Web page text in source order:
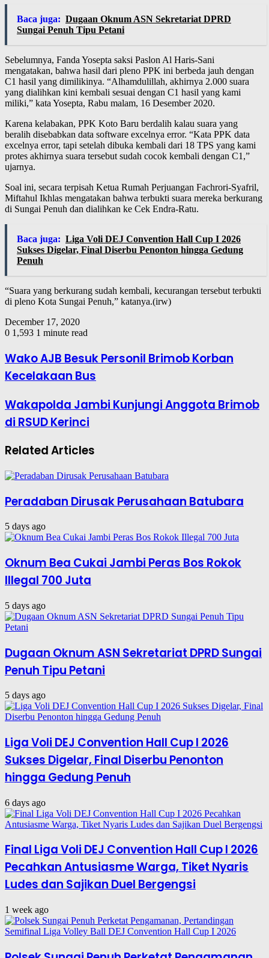
Baca juga: Dugaan Oknum ASN Sekretariat DPRD
Sungai Penuh Tipu Petani
Sebelumnya, Fanda Yosepta saksi Paslon Al Haris-Sani
mengatakan, bahwa hasil dari pleno PPK ini berbeda jauh dengan
C1 hasil yang dimilikinya. “Alhamdulillah, akhirnya 2.000 suara
yang dialihkan kini kembali sesuai dengan C1 hasil yang kami
miliki,” kata Yosepta, Rabu malam, 16 Desember 2020.
Karena kelabakan, PPK Koto Baru berdalih kalau suara yang
beralih disebabkan data software excelnya error. “Kata PPK data
excelnya error, tapi setelah dibuka kembali dari 18 TPS yang kami
protes akhirnya suara tersebut sudah cocok kembali dengan C1,”
ujarnya.
Soal ini, secara terpisah Ketua Rumah Perjuangan Fachrori-Syafril,
Miftahul Ikhlas mengatakan bahwa terbukti suara mereka berkurang
di Sungai Penuh dan dialihkan ke Cek Endra-Ratu.
Baca juga: Liga Voli DEJ Convention Hall Cup I 2026
Sukses Digelar, Final Diserbu Penonton hingga Gedung
Penuh
“Suara yang berkurang sudah kembali, kecurangan tersebut terbukti
di pleno Kota Sungai Penuh,” katanya.(irw)
December 17, 2020
0 1,593 1 minute read
Wako AJB Besuk Personil Brimob Korban
Kecelakaan Bus
Wakapolda Jambi Kunjungi Anggota Brimob
di RSUD Kerinci
Related Articles
Peradaban Dirusak Perusahaan Batubara
5 days ago
Oknum Bea Cukai Jambi Peras Bos Rokok
Illegal 700 Juta
5 days ago
Dugaan Oknum ASN Sekretariat DPRD Sungai
Penuh Tipu Petani
5 days ago
Liga Voli DEJ Convention Hall Cup I 2026
Sukses Digelar, Final Diserbu Penonton
hingga Gedung Penuh
6 days ago
Final Liga Voli DEJ Convention Hall Cup I 2026
Pecahkan Antusiasme Warga, Tiket Nyaris
Ludes dan Sajikan Duel Bergengsi
1 week ago